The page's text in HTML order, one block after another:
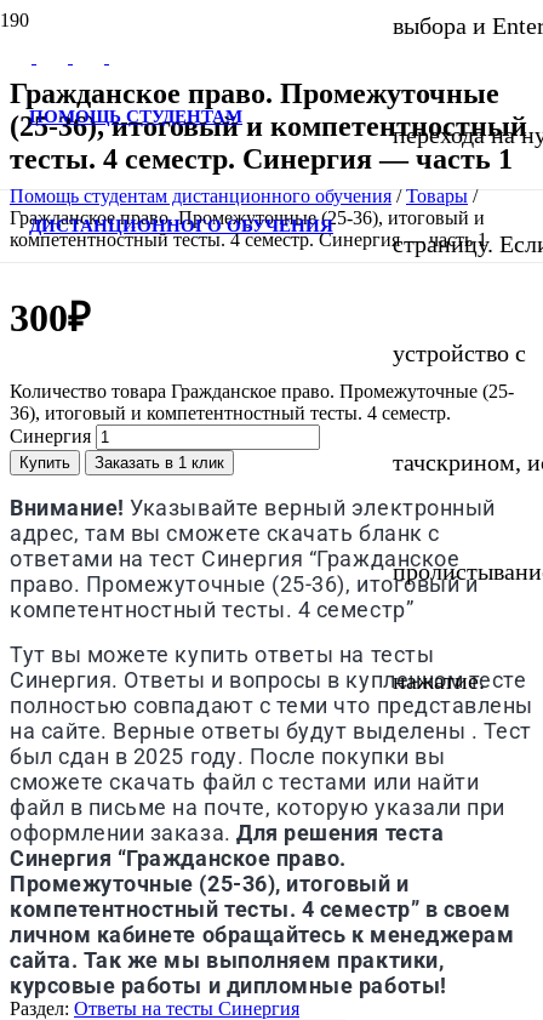
ПОМОЩЬ СТУДЕНТАМ
ДИСТАНЦИОННОГО ОБУЧЕНИЯ
выбора и
перехода на
страницу.
устройство с
тачскрином,
нажатие.
Гражданское право. Промежуточные
(25-36), итоговый и компетентностный
тесты. 4 семестр. Синергия — часть 1
Помощь студентам дистанционного обучения /Товары /
Гражданское право. Промежуточные (25-36), итоговый и
компетентностный тесты. 4 семестр. Синергия — часть 1
300₽
Количество товара Гражданское право. Промежуточные (25-
36), итоговый и компетентностный тесты. 4 семестр.
Синергия
Купить Заказать в 1 клик
Внимание! Указывайте верный электронный
адрес, там вы сможете скачать бланк с
ответами на тест Синергия “Гражданское
право. Промежуточные (25-36), итоговый и
компетентностный тесты. 4 семестр”
Тут вы можете купить ответы на тесты
Синергия. Ответы и вопросы в купленном тесте
полностью совпадают с теми что представлены
на сайте. Верные ответы будут выделены . Тест
был сдан в 2025 году. После покупки вы
сможете скачать файл с тестами или найти
файл в письме на почте, которую указали при
оформлении заказа.Для решения теста
Синергия “Гражданское право.
Промежуточные (25-36), итоговый и
компетентностный тесты. 4 семестр” в своем
личном кабинете обращайтесь к менеджерам
сайта. Так же мы выполняем практики,
курсовые работы и дипломные работы!
Раздел: Ответы на тесты Синергия